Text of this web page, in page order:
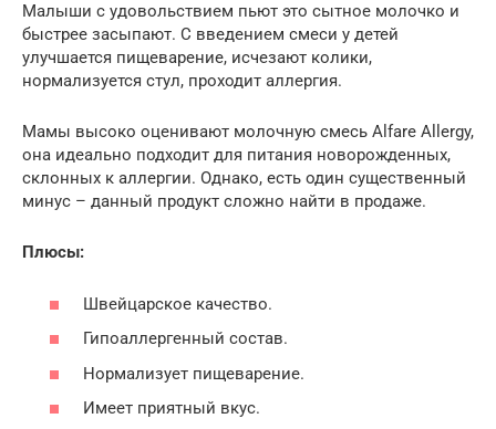
Малыши с удовольствием пьют это сытное молочко и
быстрее засыпают. С введением смеси у детей
улучшается пищеварение, исчезают колики,
нормализуется стул, проходит аллергия.
Мамы высоко оценивают молочную смесь Alfare Allergy,
она идеально подходит для питания новорожденных,
склонных к аллергии. Однако, есть один существенный
минус – данный продукт сложно найти в продаже.
Плюсы:
Швейцарское качество.
Гипоаллергенный состав.
Нормализует пищеварение.
Имеет приятный вкус.